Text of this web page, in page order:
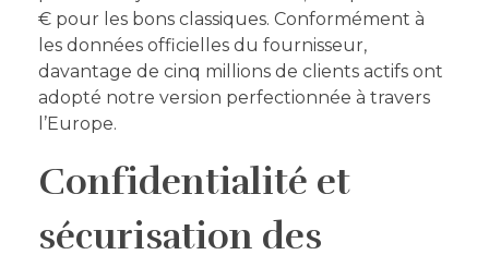
€ pour les bons classiques. Conformément à
les données officielles du fournisseur,
davantage de cinq millions de clients actifs ont
adopté notre version perfectionnée à travers
l’Europe.
Confidentialité et
sécurisation des